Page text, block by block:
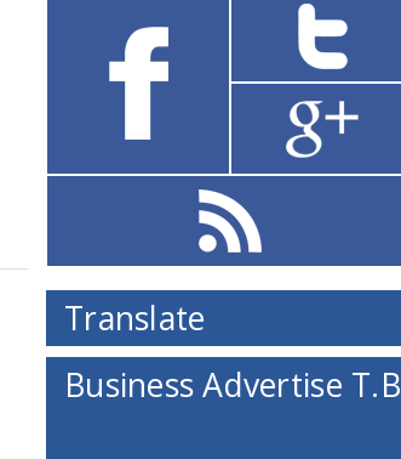
Translate
Business Advertise T.B